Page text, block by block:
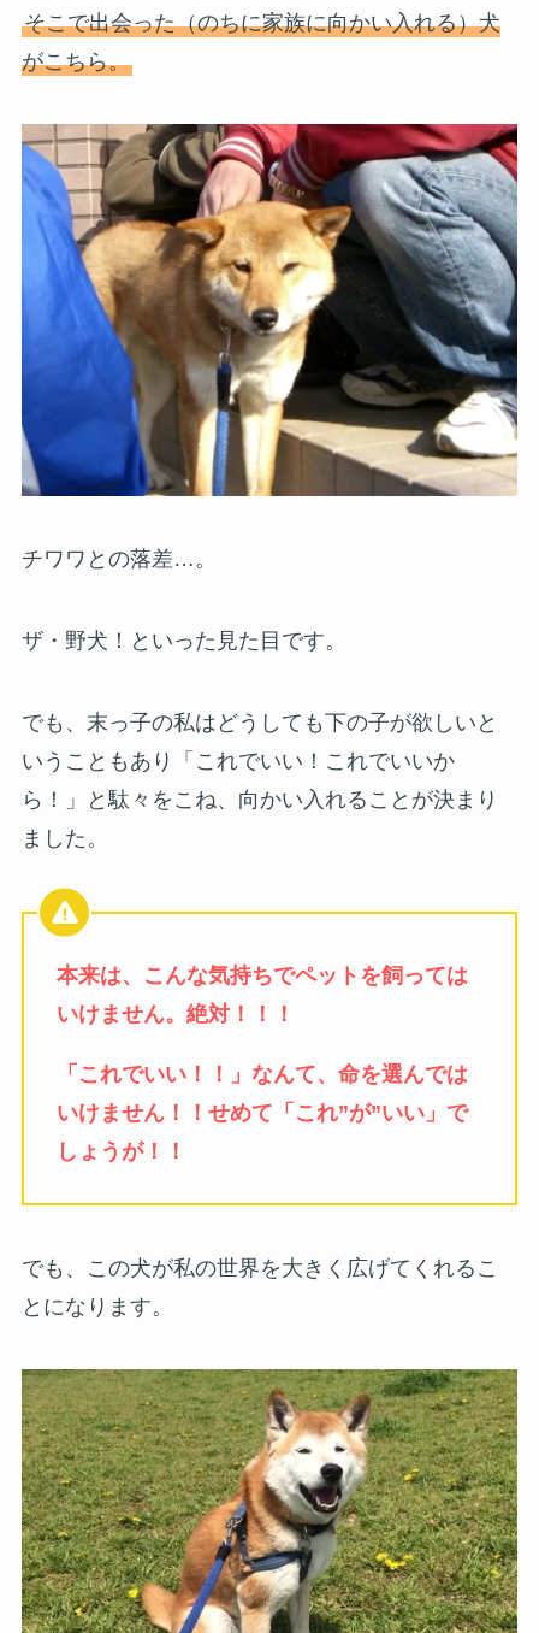
そこで出会った（のちに家族に向かい入れる）犬
がこちら。
チワワとの落差…。
ザ・野犬！といった見た目です。
でも、末っ子の私はどうしても下の子が欲しいと
いうこともあり「これでいい！これでいいか
ら！」と駄々をこね、向かい入れることが決まり
ました。
本来は、こんな気持ちでペットを飼っては
いけません。絶対！！！
「これでいい！！」なんて、命を選んでは
いけません！！せめて「これ”が”いい」で
しょうが！！
でも、この犬が私の世界を大きく広げてくれるこ
とになります。